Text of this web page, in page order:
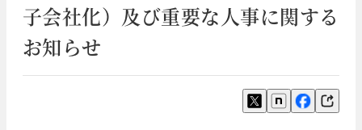
子会社化）及び重要な人事に関する
お知らせ